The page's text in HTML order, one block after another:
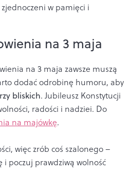
w pamięci i
na 3 maja
na 3 maja zawsze muszą
dodać odrobinę humoru, aby
bliskich. Jubileusz Konstytucji
radości i nadziei. Do
na majówkę.
więc zrób coś szalonego –
poczuj prawdziwą wolność